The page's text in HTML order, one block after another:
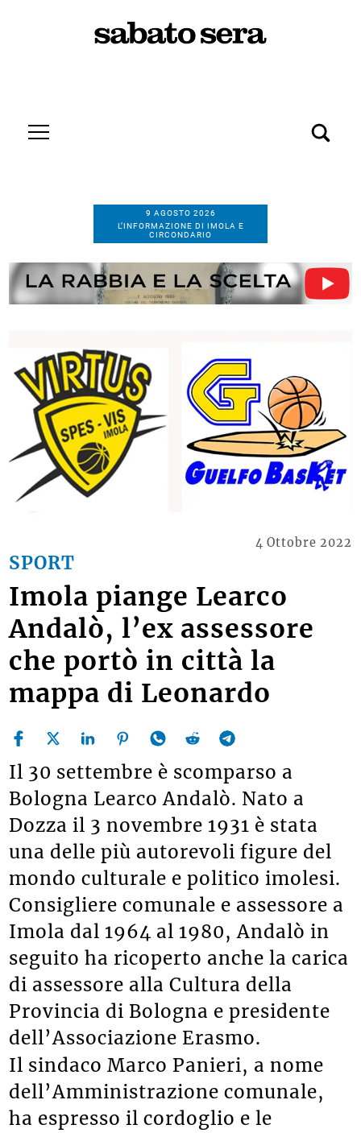
9 AGOSTO 2026
L’INFORMAZIONE DI IMOLA E
CIRCONDARIO
SPORT
4 Ottobre 2022
Imola piange Learco
Andalò, l’ex assessore
che portò in città la
mappa di Leonardo
Il 30 settembre è scomparso a
Bologna Learco Andalò. Nato a
Dozza il 3 novembre 1931 è stata
una delle più autorevoli figure del
mondo culturale e politico imolesi.
Consigliere comunale e assessore a
Imola dal 1964 al 1980, Andalò in
seguito ha ricoperto anche la carica
di assessore alla Cultura della
Provincia di Bologna e presidente
dell’Associazione Erasmo.
Il sindaco Marco Panieri, a nome
dell’Amministrazione comunale,
ha espresso il cordoglio e le